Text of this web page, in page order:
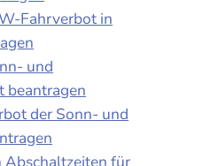
Fahrverbot in
und
beantragen
der Sonn- und